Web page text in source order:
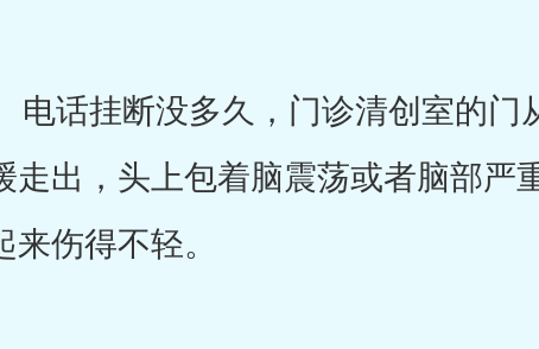
电话挂断没多久，门诊清创室的门
走出，头上包着脑震荡或者脑部严
来伤得不轻。